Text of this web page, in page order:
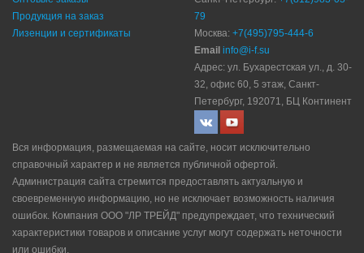
Продукция на заказ
Лизенции и сертификаты
79
Москва: +7(495)795-444-6
Email info@i-f.su
Адрес: ул. Бухарестская ул., д. 30-
32, офис 60, 5 этаж, Санкт-
Петербург, 192071, БЦ Континент
Вся информация, размещаемая на сайте, носит исключительно
справочный характер и не является публичной офертой.
Администрация сайта стремится предоставлять актуальную и
своевременную информацию, но не исключает возможность наличия
ошибок. Компания ООО "ЛР ТРЕЙД" прeдупрeждaeт, что технический
характеристики товаров и описание услуг могут содержать неточности
или ошибки.